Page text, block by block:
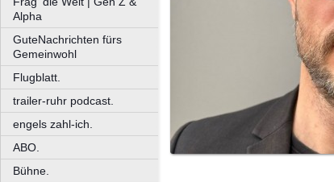
Alpha
GuteNachrichten fürs
Gemeinwohl
Flugblatt.
trailer-ruhr podcast.
engels zahl-ich.
ABO.
Bühne.